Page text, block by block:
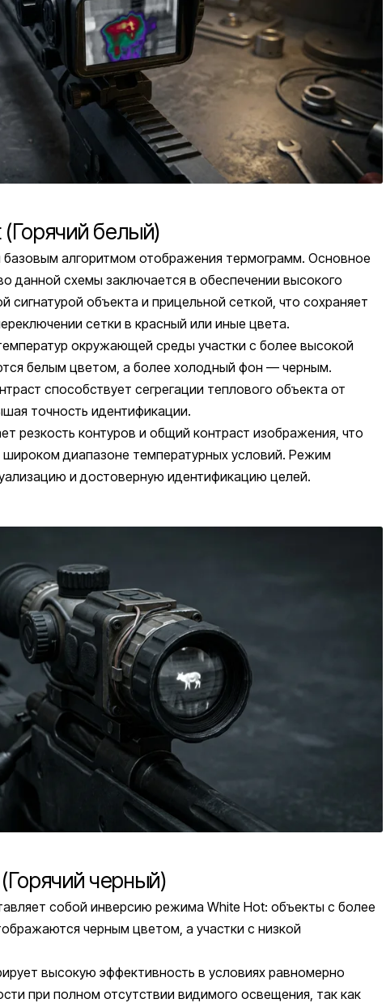
белый)
базовым алгоритмом отображения термограмм. Основное
данной схемы заключается в обеспечении высокого
сигнатурой объекта и прицельной сеткой, что сохраняет
сетки в красный или иные цвета.
окружающей среды участки с более высокой
белым цветом, а более холодный фон — черным.
способствует сегрегации теплового объекта от
точность идентификации.
резкость контуров и общий контраст изображения, что
диапазоне температурных условий. Режим
и достоверную идентификацию целей.
черный)
собой инверсию режима White Hot: объекты с более
черным цветом, а участки с низкой
высокую эффективность в условиях равномерно
при полном отсутствии видимого освещения, так как